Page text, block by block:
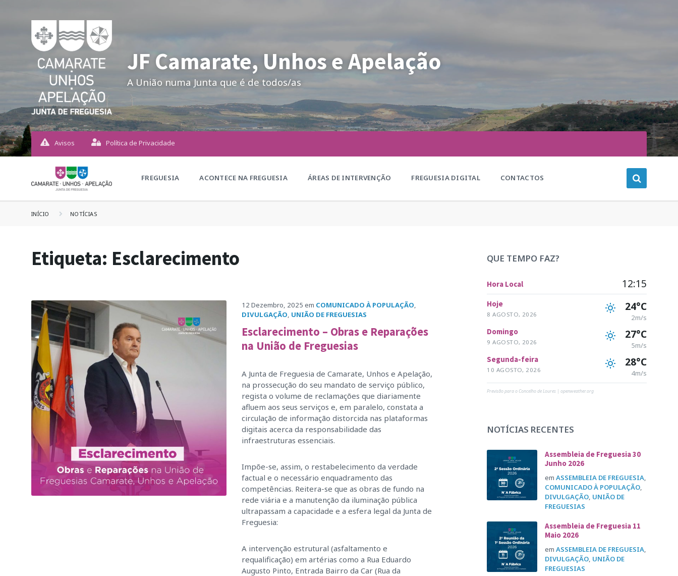
JF Camarate, Unhos e Apelação
A União numa Junta que é de todos/as
Avisos Política de Privacidade
FREGUESIA ACONTECE NA FREGUESIA ÁREAS DE INTERVENÇÃO FREGUESIA DIGITAL CONTACTOS
INÍCIO NOTÍCIAS
Etiqueta: Esclarecimento
12 Dezembro, 2025 em COMUNICADO À POPULAÇÃO,
DIVULGAÇÃO, UNIÃO DE FREGUESIAS
Esclarecimento – Obras e Reparações
na União de Freguesias
A Junta de Freguesia de Camarate, Unhos e Apelação,
na prossecução do seu mandato de serviço público,
regista o volume de reclamações que diariamente
afluem aos seus serviços e, em paralelo, constata a
circulação de informação distorcida nas plataformas
digitais acerca da responsabilidade das
infraestruturas essenciais.
Impõe-se, assim, o restabelecimento da verdade
factual e o necessário enquadramento das
competências. Reitera-se que as obras de fundo na
rede viária e a manutenção da iluminação pública
ultrapassam a capacidade e a esfera legal da Junta de
Freguesia:
A intervenção estrutural (asfaltamento e
requalificação) em artérias como a Rua Eduardo
Augusto Pinto, Entrada Bairro da Car (Rua da
QUE TEMPO FAZ?
Hora Local 12:15
Hoje
8 AGOSTO, 2026
24°C
2m/s
Domingo
9 AGOSTO, 2026
27°C
5m/s
Segunda-feira
10 AGOSTO, 2026
28°C
4m/s
Previsão para o Concelho de Loures | openweather.org
NOTÍCIAS RECENTES
Assembleia de Freguesia 30
Junho 2026
emASSEMBLEIA DE FREGUESIA,
COMUNICADO À POPULAÇÃO,
DIVULGAÇÃO, UNIÃO DE
FREGUESIAS
Assembleia de Freguesia 11
Maio 2026
emASSEMBLEIA DE FREGUESIA,
DIVULGAÇÃO, UNIÃO DE
FREGUESIAS